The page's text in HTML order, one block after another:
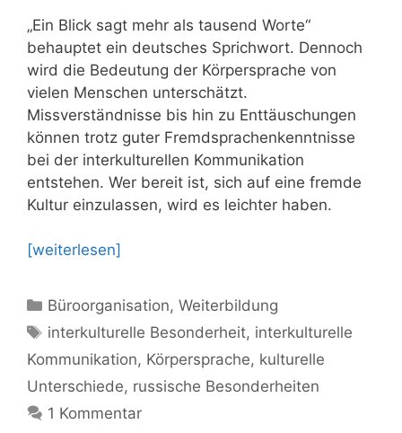
„Ein Blick sagt mehr als tausend Worte“
behauptet ein deutsches Sprichwort. Dennoch
wird die Bedeutung der Körpersprache von
vielen Menschen unterschätzt.
Missverständnisse bis hin zu Enttäuschungen
können trotz guter Fremdsprachenkenntnisse
bei der interkulturellen Kommunikation
entstehen. Wer bereit ist, sich auf eine fremde
Kultur einzulassen, wird es leichter haben.
[weiterlesen]
Kategorien
Büroorganisation,Weiterbildung
Schlagwörter
interkulturelle Besonderheit, interkulturelle
Kommunikation, Körpersprache, kulturelle
Unterschiede, russische Besonderheiten
1 Kommentar